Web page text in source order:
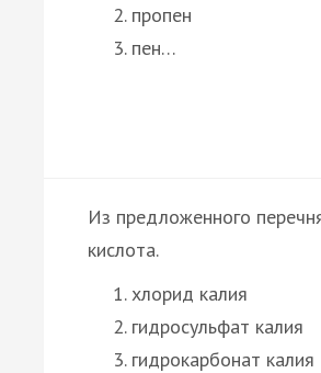
пропен
пен…
Из предложенного
кислота.
хлорид калия
гидросульфат калия
гидрокарбонат калия